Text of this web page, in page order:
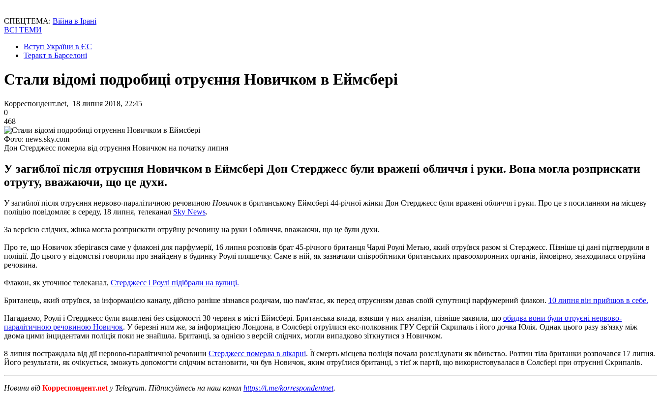
СПЕЦТЕМА: Війна в Ірані
ВСІ ТЕМИ
Вступ України в ЄС
Теракт в Барселоні
Стали відомі подробиці отруєння Новичком в Еймсбері
Корреспондент.net, 18 липня 2018, 22:45
0
468
Фото: news.sky.com
Дон Стерджесс померла від отруєння Новичком на початку липня
У загиблої після отруєння Новичком в Еймсбері Дон Стерджесс були вражені обличчя і руки. Вона могла розприскати
отруту, вважаючи, що це духи.
У загиблої після отруєння нервово-паралітичною речовиною Новичокв британському Еймсбері 44-річної жінки Дон Стерджесс були вражені обличчя і руки. Про це з посиланням на місцеву
поліцію повідомляє в середу, 18 липня, телеканал Sky News.
За версією слідчих, жінка могла розприскати отруйну речовину на руки і обличчя, вважаючи, що це були духи.
Про те, що Новичок зберігався саме у флаконі для парфумерії, 16 липня розповів брат 45-річного британця Чарлі Роулі Метью, який отруївся разом зі Стерджесс. Пізніше ці дані підтвердили в
поліції. До цього у відомстві говорили про знайдену в будинку Роулі пляшечку. Саме в ній, як зазначали співробітники британських правоохоронних органів, ймовірно, знаходилася отруйна
речовина.
Флакон, як уточнює телеканал, Стерджесс і Роулі підібрали на вулиці.
Британець, який отруївся, за інформацією каналу, дійсно раніше зізнався родичам, що пам'ятає, як перед отруєнням давав своїй супутниці парфумерний флакон. 10 липня він прийшов в себе.
Нагадаємо, Роулі і Стерджесс були виявлені без свідомості 30 червня в місті Еймсбері. Британська влада, взявши у них аналізи, пізніше заявила, що обидва вони були отруєні нервово-
паралітичною речовиною Новичок. У березні ним же, за інформацією Лондона, в Солсбері отруїлися екс-полковник ГРУ Сергій Скрипаль і його дочка Юлія. Однак цього разу зв'язку між
двома цими інцидентами поліція поки не знайшла. Британці, за однією з версій слідчих, могли випадково зіткнутися з Новичком.
8 липня постраждала від дії нервово-паралітичної речовини Стерджесс померла в лікарні. Її смерть місцева поліція почала розслідувати як вбивство. Розтин тіла британки розпочався 17 липня.
Його результати, як очікується, зможуть допомогти слідчим встановити, чи був Новичок, яким отруїлися британці, з тієї ж партії, що використовувалася в Солсбері при отруєнні Скрипалів.
Новини від Корреспондент.net у Telegram. Підписуйтесь на наш канал https://t.me/korrespondentnet.